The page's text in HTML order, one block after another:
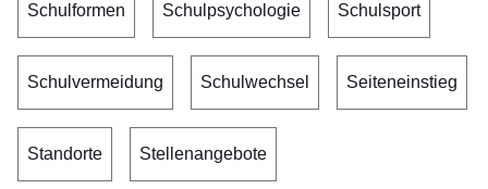
Schulformen Schulpsychologie Schulsport
Schulvermeidung Schulwechsel Seiteneinstieg
Standorte Stellenangebote